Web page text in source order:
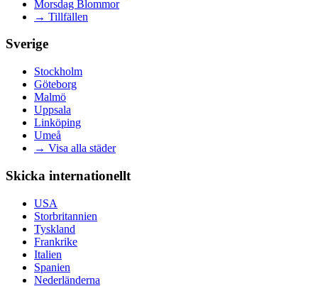
Morsdag Blommor
→ Tillfällen
Sverige
Stockholm
Göteborg
Malmö
Uppsala
Linköping
Umeå
→ Visa alla städer
Skicka internationellt
USA
Storbritannien
Tyskland
Frankrike
Italien
Spanien
Nederländerna